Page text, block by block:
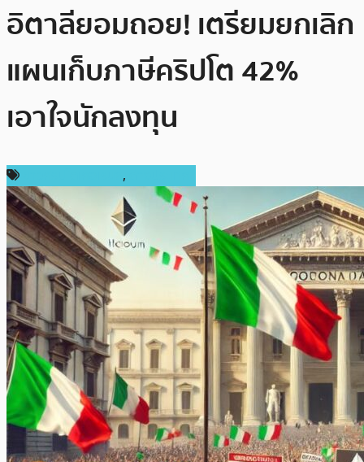
อิตาลียอมถอย! เตรียมยกเลิก
แผนเก็บภาษีคริปโต 42%
เอาใจนักลงทุน
,